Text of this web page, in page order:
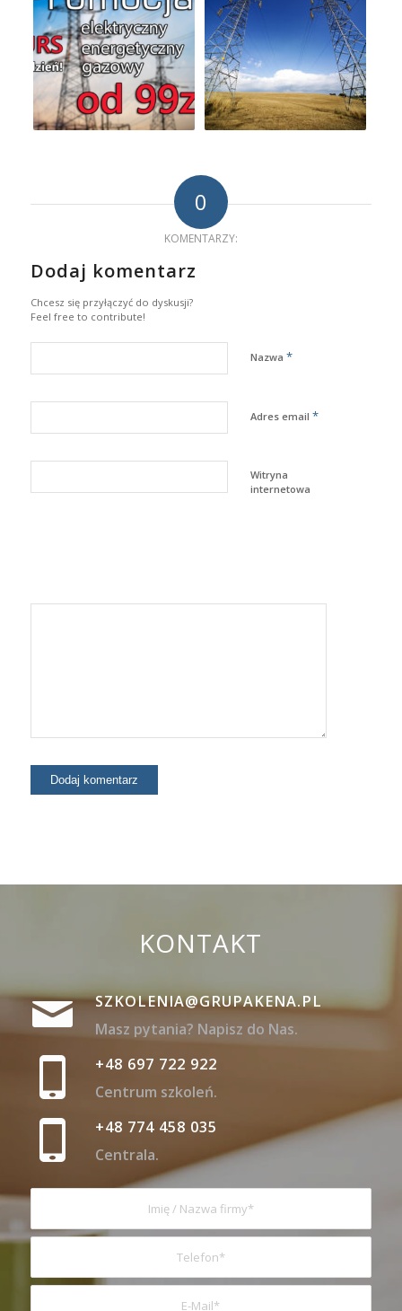
0
KOMENTARZY:
Dodaj komentarz
Chcesz się przyłączyć do dyskusji?
Feel free to contribute!
Nazwa *
Adres email *
Witryna
internetowa
KONTAKT
SZKOLENIA@GRUPAKENA.PL
Masz pytania? Napisz do Nas.
+48 697 722 922
Centrum szkoleń.
+48 774 458 035
Centrala.